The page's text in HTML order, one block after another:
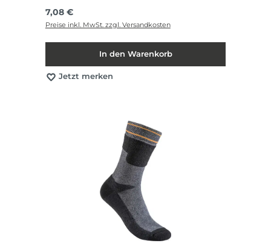
Regulärer Preis:
7,08 €
Preise inkl. MwSt. zzgl. Versandkosten
In den Warenkorb
Jetzt merken